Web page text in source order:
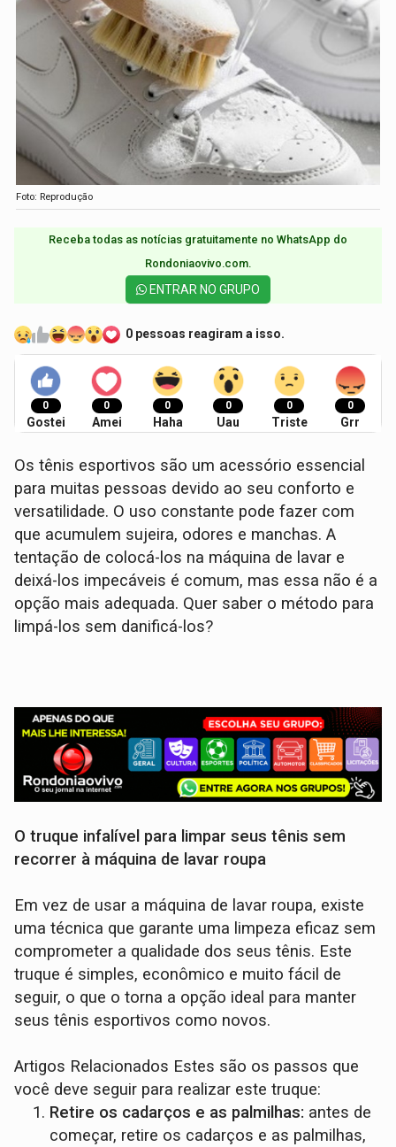
Foto: Reprodução
Receba todas as notícias gratuitamente no WhatsApp do
Rondoniaovivo.com.​
ENTRAR NO GRUPO
0 pessoas reagiram a isso.
0
Gostei
0
Amei
0
Haha
0
Uau
0
Triste
0
Grr
Os tênis esportivos são um acessório essencial
para muitas pessoas devido ao seu conforto e
versatilidade. O uso constante pode fazer com
que acumulem sujeira, odores e manchas. A
tentação de colocá-los na máquina de lavar e
deixá-los impecáveis é comum, mas essa não é a
opção mais adequada. Quer saber o método para
limpá-los sem danificá-los?
O truque infalível para limpar seus tênis sem
recorrer à máquina de lavar roupa
Em vez de usar a máquina de lavar roupa, existe
uma técnica que garante uma limpeza eficaz sem
comprometer a qualidade dos seus tênis. Este
truque é simples, econômico e muito fácil de
seguir, o que o torna a opção ideal para manter
seus tênis esportivos como novos.
Artigos Relacionados Estes são os passos que
você deve seguir para realizar este truque:
Retire os cadarços e as palmilhas: antes de
começar, retire os cadarços e as palmilhas,